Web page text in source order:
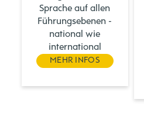
Sprache auf allen
Führungsebenen -
national wie
international
MEHR INFOS